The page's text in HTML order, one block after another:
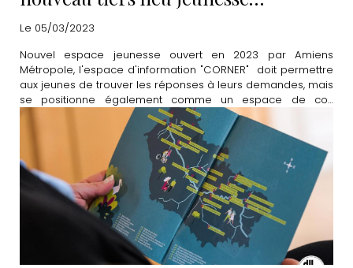
"CORNER"
Le 05/03/2023
Nouvel espace jeunesse ouvert en 2023 par Amiens
Métropole, l'espace d'information "CORNER" doit permettre
aux jeunes de trouver les réponses à leurs demandes, mais
se positionne également comme un espace de co-
construction et de partage. Découvrez le programme
complet du mois de mars.